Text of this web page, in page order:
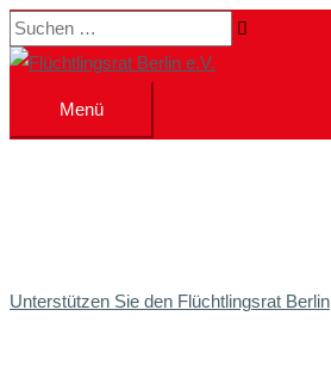
Zum
Inhalt
Suchen …
Menü
Menü
Unterstützen Sie den Flüchtlingsrat Berlin